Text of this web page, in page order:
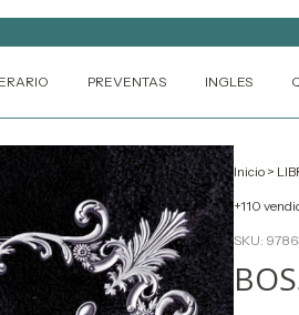
PREVENTAS INGLES
Inicio >
+110
SKU: